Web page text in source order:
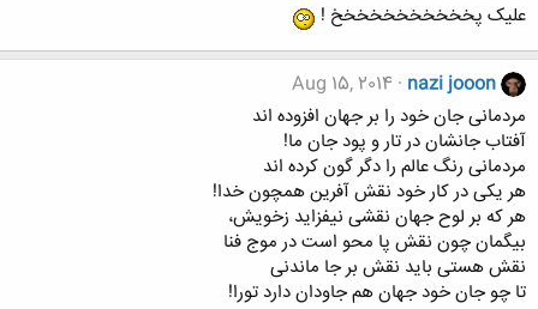
علیک پخخخخخخخخخخخ !
nazi jooon
Aug 15, 2014
مردمانی جان خود را بر جهان افزوده اند
آفتاب جانشان در تار و پود جان ما!
مردمانی رنگ عالم را دگر گون کرده اند
هر یکی در کار خود نقش آفرین همچون خدا!
هر که بر لوح جهان نقشی نیفزاید زخویش،
بیگمان چون نقش پا محو است در موج فنا
نقش هستی باید نقش بر جا ماندنی
تا چو جان خود جهان هم جاودان دارد تورا!